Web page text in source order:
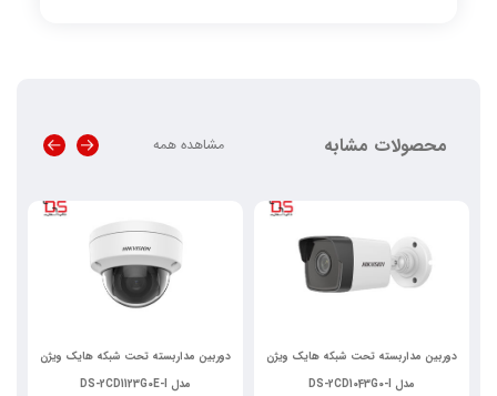
محصولات مشابه مشاهده همه
دوربین مداربسته تحت شبکه هایک ویژن
مدل DS-2CD1043G0-I
دوربین مداربسته تحت شبکه هایک ویژن
مدل DS-2CD1123G0E-I